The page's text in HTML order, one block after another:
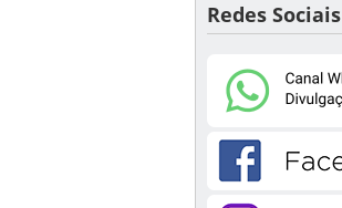
Redes Sociais